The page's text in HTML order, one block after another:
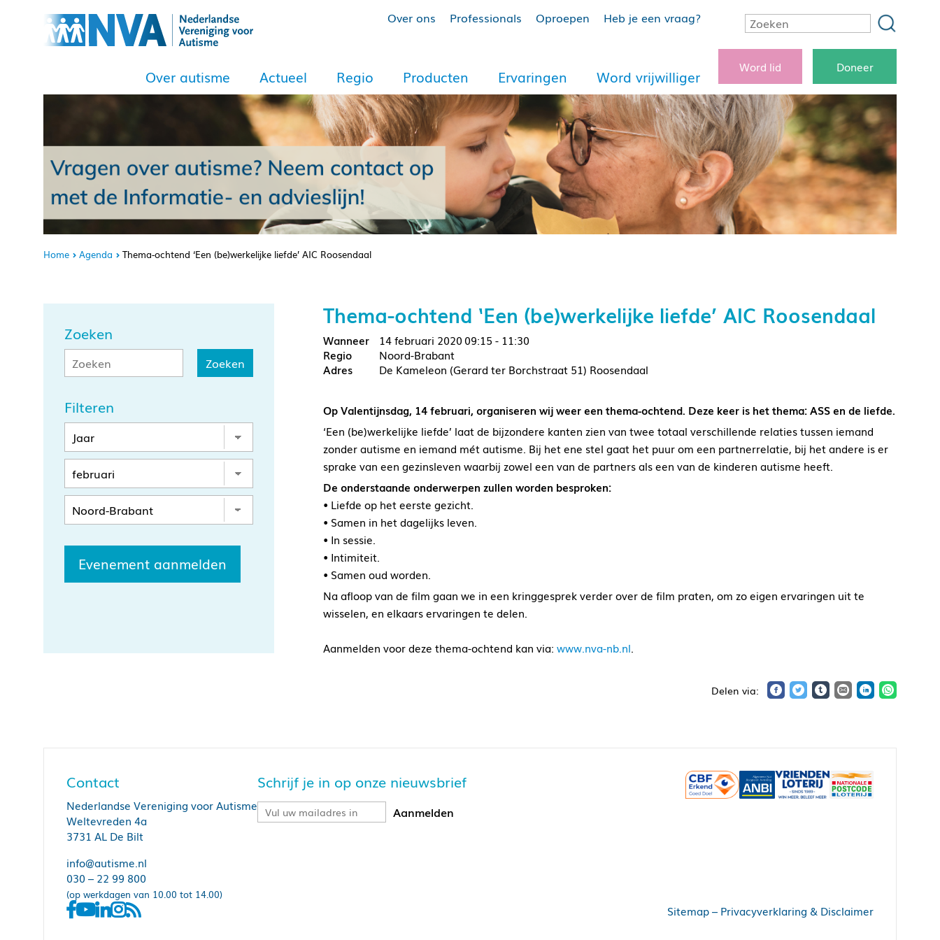
Over ons Professionals Oproepen Heb je een vraag?
Over autisme Actueel Regio Producten Ervaringen Word vrijwilliger
Word lid Doneer
Home Agenda Thema-ochtend ‘Een (be)werkelijke liefde’ AIC Roosendaal
Zoeken
Filteren
Evenement aanmelden
Thema-ochtend ‘Een (be)werkelijke liefde’ AIC Roosendaal
14 februari 202009:15 - 11:30
Noord-Brabant
De Kameleon (Gerard ter Borchstraat 51) Roosendaal
Op Valentijnsdag, 14 februari, organiseren wij weer een thema-ochtend. Deze keer is het thema: ASS en de liefde.
‘Een (be)werkelijke liefde’ laat de bijzondere kanten zien van twee totaal verschillende relaties tussen iemand
zonder autisme en iemand mét autisme. Bij het ene stel gaat het puur om een partnerrelatie, bij het andere is er
sprake van een gezinsleven waarbij zowel een van de partners als een van de kinderen autisme heeft.
De onderstaande onderwerpen zullen worden besproken:
• Liefde op het eerste gezicht.
• Samen in het dagelijks leven.
• In sessie.
• Intimiteit.
• Samen oud worden.
Na afloop van de film gaan we in een kringgesprek verder over de film praten, om zo eigen ervaringen uit te
wisselen, en elkaars ervaringen te delen.
Aanmelden voor deze thema-ochtend kan via: www.nva-nb.nl.
Contact
Nederlandse Vereniging voor Autisme
Weltevreden 4a
3731 AL De Bilt
info@autisme.nl
030 – 22 99 800
(op werkdagen van 10.00 tot 14.00)
Schrijf je in op onze nieuwsbrief
Sitemap– Privacyverklaring & Disclaimer